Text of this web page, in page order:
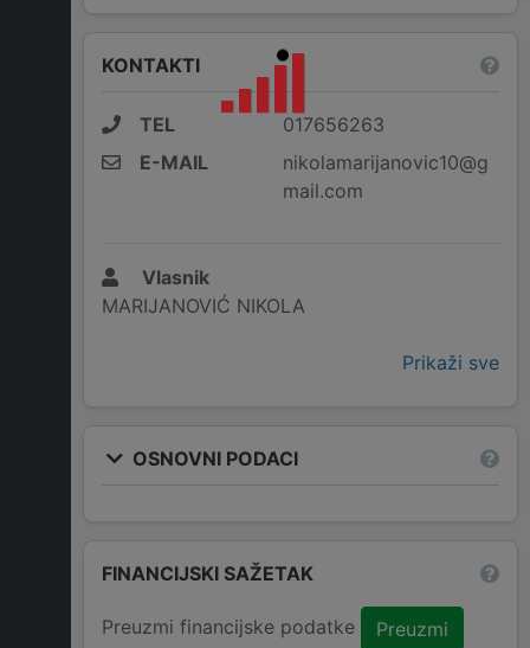
KONTAKTI
TEL
017656263
E-MAIL
nikolamarijanovic10@g
mail.com
Vlasnik
MARIJANOVIĆ NIKOLA
Prikaži sve
OSNOVNI PODACI
FINANCIJSKI SAŽETAK
Preuzmi financijske podatke Preuzmi